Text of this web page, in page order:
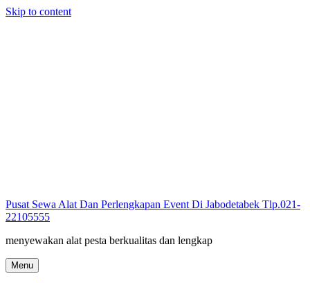
Skip to content
Pusat Sewa Alat Dan Perlengkapan Event Di Jabodetabek Tlp.021-
22105555
menyewakan alat pesta berkualitas dan lengkap
Menu